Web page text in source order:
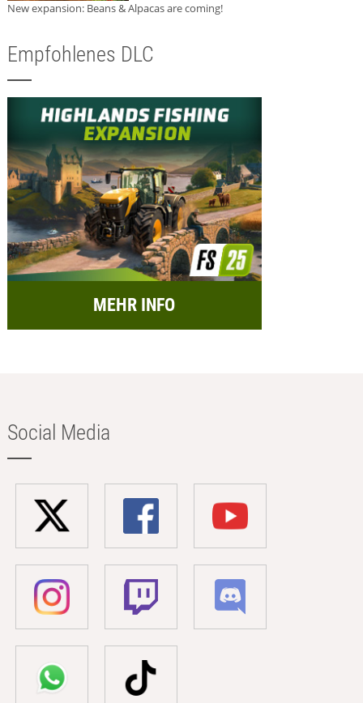
New expansion: Beans & Alpacas are coming!
Empfohlenes DLC
MEHR INFO
Social Media